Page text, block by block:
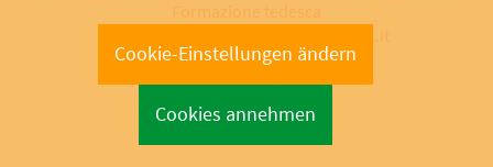
Cookie-Einstellungen ändern
Cookies annehmen